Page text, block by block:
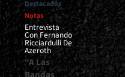
Destacados
Notas
Entrevista
Con Fernando
Ricciardulli De
Azeroth
“A Las